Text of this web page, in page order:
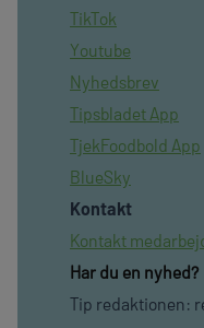
TikTok
Youtube
Nyhedsbrev
Tipsbladet App
TjekFoodbold App
BlueSky
Kontakt
Kontakt
Har du en nyhed?
Tip redaktionen: